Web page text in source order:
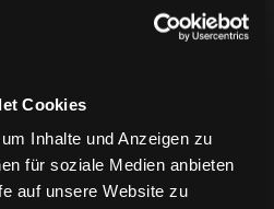
Cookies
Inhalte und Anzeigen zu
für soziale Medien anbieten
auf unsere Website zu